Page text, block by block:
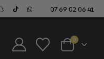
07 69 02 06 41
0